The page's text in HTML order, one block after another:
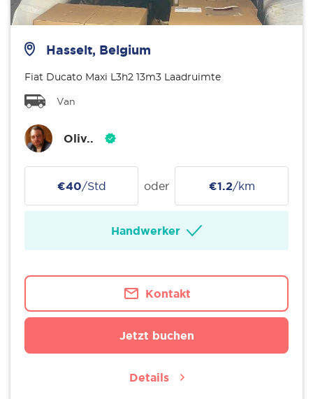
Hasselt, Belgium
Fiat Ducato Maxi L3h2 13m3 Laadruimte
Van
Oliv..
€40/Std oder €1.2/km
Handwerker
Kontakt
Jetzt buchen
Details